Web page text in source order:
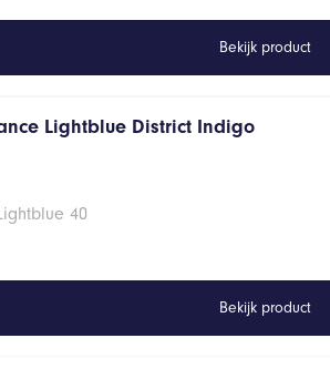
Bekijk product
Lightblue District Indigo
40
Bekijk product